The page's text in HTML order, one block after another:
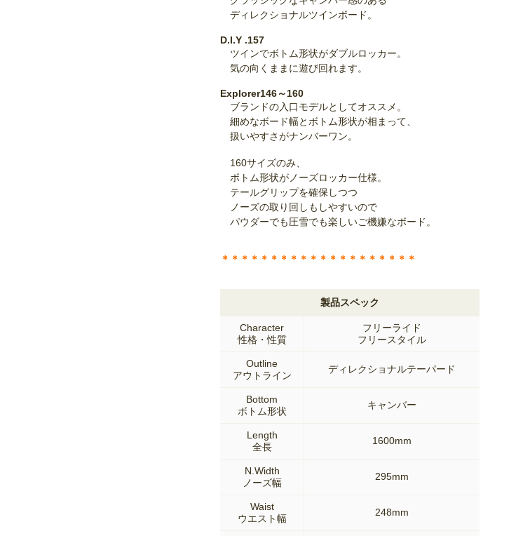
ディレクショナルツインボード。
D.I.Y .157
ツインでボトム形状がダブルロッカー。
気の向くままに遊び回れます。
Explorer146～160
ブランドの入口モデルとしてオススメ。
細めなボード幅とボトム形状が相まって、
扱いやすさがナンバーワン。
160サイズのみ、
ボトム形状がノーズロッカー仕様。
テールグリップを確保しつつ
ノーズの取り回しもしやすいので
パウダーでも圧雪でも楽しいご機嫌なボード。
＊＊＊＊＊＊＊＊＊＊＊＊＊＊＊＊＊＊＊＊
製品スペック
Character
性格・性質
フリーライド
フリースタイル
Outline
アウトライン
ディレクショナルテーパード
Bottom
ボトム形状
キャンバー
Length
全長
1600mm
N.Width
ノーズ幅
295mm
Waist
ウエスト幅
248mm